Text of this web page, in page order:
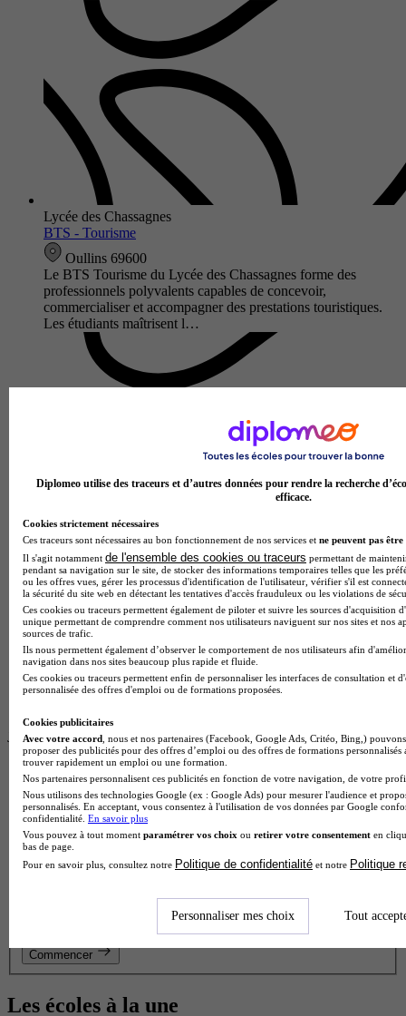
Lycée des Chassagnes
BTS - Tourisme
Oullins 69600
Le BTS Tourisme du Lycée des Chassagnes forme des
professionnels polyvalents capables de concevoir,
commercialiser et accompagner des prestations touristiques.
Les étudiants maîtrisent l…
Lycée polyvalent Clos Maire
BTS - Tourisme
5.0
1 avis
Beaune 21200
Le BTS Tourisme du Lycée polyvalent Clos Maire forme des
professionnels polyvalents capables de concevoir,
commercialiser et accompagner des prestations touristiques.
Je trouve mon école en 1 minute !
Réponds à quelques questions pour découvrir les formations
qui te correspondent.
Les champs marqués d’un* sont obligatoires
Quel est ton statut ?
À quel niveau seras-tu pour cette formation ?
Commencer
Les écoles à la une
Diplomeo utilise des traceurs et d’autres données pour rendre la recherche
efficace.
Cookies strictement nécessaires
Ces traceurs sont nécessaires au bon fonctionnement de nos services et ne peuvent pas être
Il s'agit notamment de l'ensemble des cookies ou traceurs permettant de
pendant sa navigation sur le site, de stocker des informations temporaires telles que les
ou les offres vues, gérer les processus d'identification de l'utilisateur, vérifier s'il est
la sécurité du site web en détectant les tentatives d'accès frauduleux ou les violations de
Ces cookies ou traceurs permettent également de piloter et suivre les sources d'acquisition
unique permettant de comprendre comment nos utilisateurs naviguent sur nos sites et nos
sources de trafic.
Ils nous permettent également d’observer le comportement de nos utilisateurs afin
navigation dans nos sites beaucoup plus rapide et fluide.
Ces cookies ou traceurs permettent enfin de personnaliser les interfaces de consultation et
personnalisée des offres d'emploi ou de formations proposées.
Cookies publicitaires
Avec votre accord , nous et nos partenaires (Facebook, Google Ads, Critéo, Bing,)
proposer des publicités pour des offres d’emploi ou des offres de formations
trouver rapidement un emploi ou une formation.
Nos partenaires personnalisent ces publicités en fonction de votre navigation, de votre
Nous utilisons des technologies Google (ex : Google Ads) pour mesurer l'audience et
personnalisés. En acceptant, vous consentez à l'utilisation de vos données par Google
confidentialité. En savoir plus
Vous pouvez à tout moment paramétrer vos choix ou retirer votre consentement en
bas de page.
Pour en savoir plus, consultez notre Politique de confidentialité et notre Politique
Personnaliser mes choix Tout